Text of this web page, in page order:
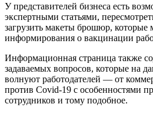
У представителей бизнеса есть
экспертными статьями,
загрузить макеты брошюр, которые
информирования о вакцинации
Информационная страница также
задаваемых вопросов, которые на
волнуют работодателей — от
против Covid-19 с особенностями
сотрудников и тому подобное.